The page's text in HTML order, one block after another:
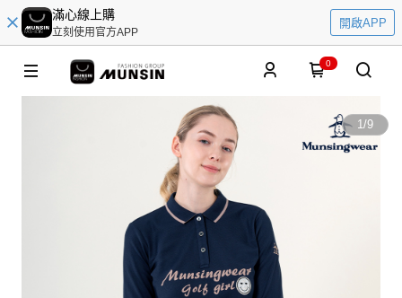
滿心線上購
立刻使用官方APP
開啟APP
0
1/9